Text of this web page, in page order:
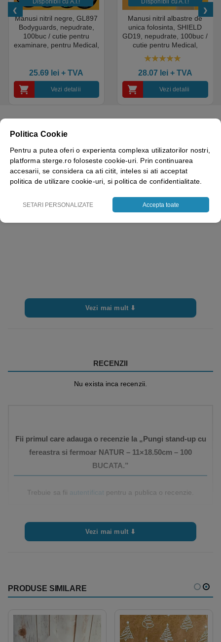
Manusi nitril negre, GL897
Bodyguards, nepudrate,
100buc / cutie pentru
examinare, pentru Medical,
premium
25.69 lei + TVA
Vezi detalii
Manusi nitril albastre de
unica folosinta, SHIELD
GD19, nepudrate, 100buc /
cutie pentru Medical,
HoReCa, saloane si
domeniul industrial, calitate
premium
28.07 lei+ TVA
Vezi detalii
Brand Bisbags
Vezi mai mult ⬇
RECENZII
Nu exista inca recenzii.
Fii primul care adauga o recenzie la „Pungi stand-up cu
fereastra si fermoar NATUR – 11×18.50cm – 100
BUCATA.”
Trebuie sa fii autentificat pentru a publica o recenzie.
Vezi mai mult ⬇
PRODUSE SIMILARE
Politica Cookie
Pentru a putea oferi o experienta complexa utilizatorilor nostri,
platforma sterge.ro foloseste cookie-uri. Prin continuarea
accesarii, se considera ca ati citit, inteles si ati acceptat
politica de utilizare cookie-uri, si politica de confidentialitate.
SETARI PERSONALIZATE Accepta toate